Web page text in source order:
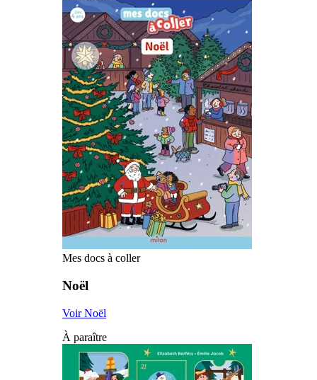
Mes docs à coller
Noël
Voir Noël
À paraître